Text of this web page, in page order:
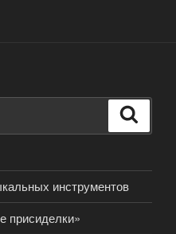
инструментов
присиделки»